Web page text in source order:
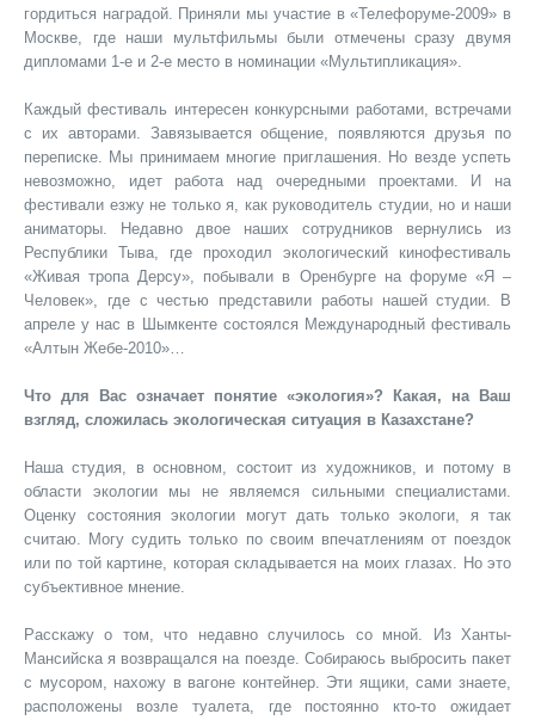
гордиться наградой. Приняли мы участие в «Телефоруме-2009» в
Москве, где наши мультфильмы были отмечены сразу двумя
дипломами 1-е и 2-е место в номинации «Мультипликация».
Каждый фестиваль интересен конкурсными работами, встречами
с их авторами. Завязывается общение, появляются друзья по
переписке. Мы принимаем многие приглашения. Но везде успеть
невозможно, идет работа над очередными проектами. И на
фестивали езжу не только я, как руководитель студии, но и наши
аниматоры. Недавно двое наших сотрудников вернулись из
Республики Тыва, где проходил экологический кинофестиваль
«Живая тропа Дерсу», побывали в Оренбурге на форуме «Я –
Человек», где с честью представили работы нашей студии. В
апреле у нас в Шымкенте состоялся Международный фестиваль
«Алтын Жебе-2010»…
Что для Вас означает понятие «экология»? Какая, на Ваш
взгляд, сложилась экологическая ситуация в Казахстане?
Наша студия, в основном, состоит из художников, и потому в
области экологии мы не являемся сильными специалистами.
Оценку состояния экологии могут дать только экологи, я так
считаю. Могу судить только по своим впечатлениям от поездок
или по той картине, которая складывается на моих глазах. Но это
субъективное мнение.
Расскажу о том, что недавно случилось со мной. Из Ханты-
Мансийска я возвращался на поезде. Собираюсь выбросить пакет
с мусором, нахожу в вагоне контейнер. Эти ящики, сами знаете,
расположены возле туалета, где постоянно кто-то ожидает